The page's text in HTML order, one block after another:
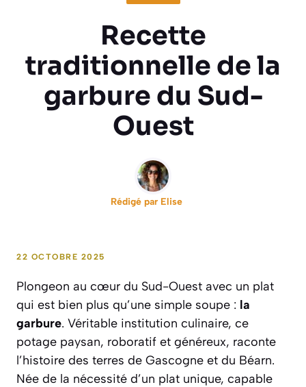
Recette
traditionnelle de la
garbure du Sud-
Ouest
Rédigé par Elise
22 OCTOBRE 2025
Plongeon au cœur du Sud-Ouest avec un plat
qui est bien plus qu’une simple soupe : la
garbure. Véritable institution culinaire, ce
potage paysan, roboratif et généreux, raconte
l’histoire des terres de Gascogne et du Béarn.
Née de la nécessité d’un plat unique, capable